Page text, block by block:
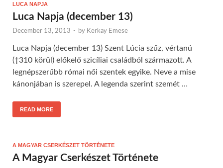
LUCA NAPJA
Luca Napja (december 13)
December 13, 2013 - by Kerkay Emese
Luca Napja (december 13) Szent Lúcia szűz, vértanú
(†310 körül) előkelő szicíliai családból származott. A
legnépszerűbb római női szentek egyike. Neve a mise
kánonjában is szerepel. A legenda szerint szemét …
READ MORE
A MAGYAR CSERKÉSZET TÖRTÉNETE
A Magyar Cserkészet Története